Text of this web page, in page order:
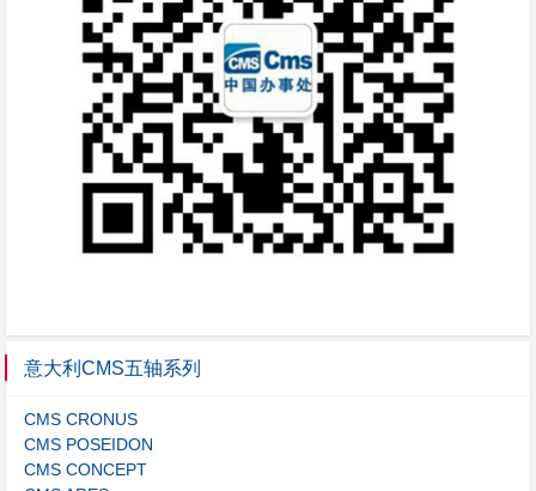
意大利CMS五轴系列
CMS CRONUS
CMS POSEIDON
CMS CONCEPT